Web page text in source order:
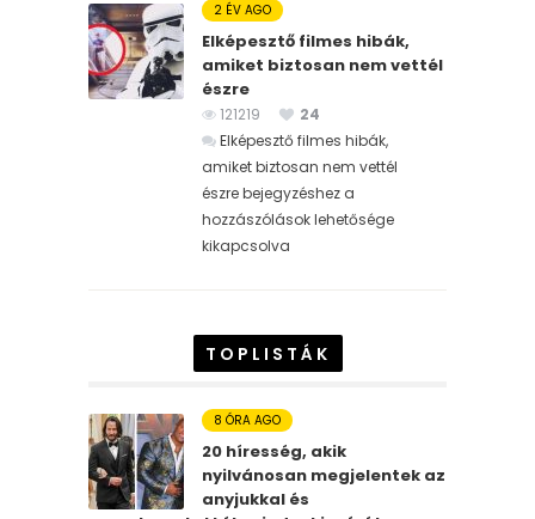
2 ÉV AGO
Elképesztő filmes hibák,
amiket biztosan nem vettél
észre
121219
24
Elképesztő filmes hibák,
amiket biztosan nem vettél
észre bejegyzéshez a
hozzászólások lehetősége
kikapcsolva
TOPLISTÁK
8 ÓRA AGO
20 híresség, akik
nyilvánosan megjelentek az
anyjukkal és